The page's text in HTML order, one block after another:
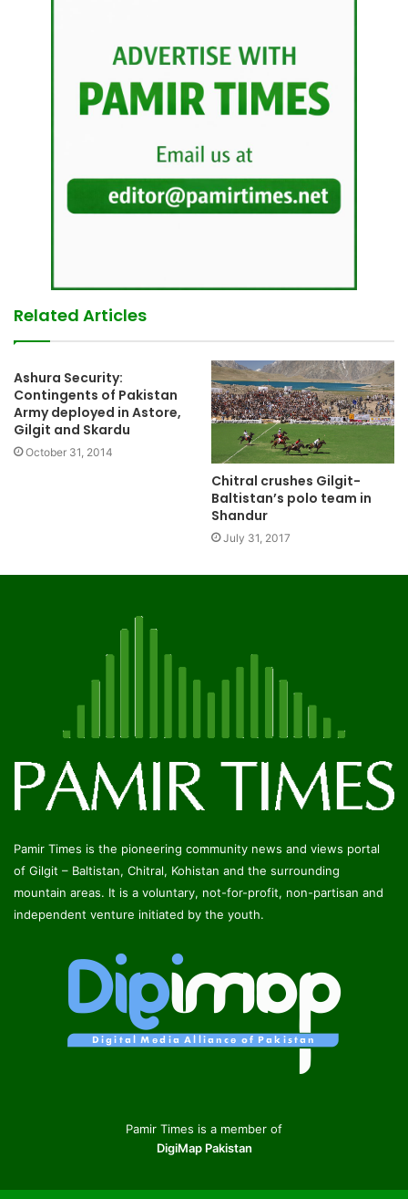
Related Articles
Ashura Security:
Contingents of Pakistan
Army deployed in Astore,
Gilgit and Skardu
October 31, 2014
Chitral crushes Gilgit-
Baltistan’s polo team in
Shandur
July 31, 2017
Pamir Times is the pioneering community news and views portal
of Gilgit – Baltistan, Chitral, Kohistan and the surrounding
mountain areas. It is a voluntary, not-for-profit, non-partisan and
independent venture initiated by the youth.
Pamir Times is a member of
DigiMap Pakistan